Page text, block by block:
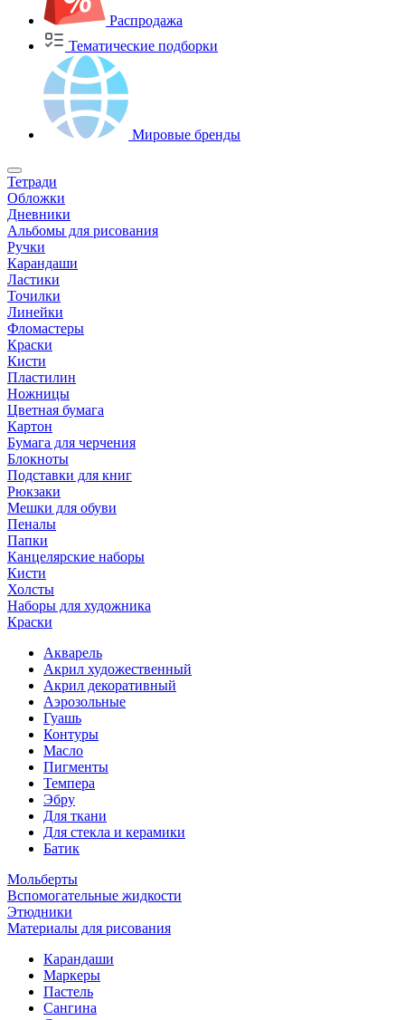
Распродажа
Тематические подборки
Мировые бренды
Тетради
Обложки
Дневники
Альбомы для рисования
Ручки
Карандаши
Ластики
Точилки
Линейки
Фломастеры
Краски
Кисти
Пластилин
Ножницы
Цветная бумага
Картон
Бумага для черчения
Блокноты
Подставки для книг
Рюкзаки
Мешки для обуви
Пеналы
Папки
Канцелярские наборы
Кисти
Холсты
Наборы для художника
Краски
Акварель
Акрил художественный
Акрил декоративный
Аэрозольные
Гуашь
Контуры
Масло
Пигменты
Темпера
Эбру
Для ткани
Для стекла и керамики
Батик
Мольберты
Вспомогательные жидкости
Этюдники
Материалы для рисования
Карандаши
Маркеры
Пастель
Сангина